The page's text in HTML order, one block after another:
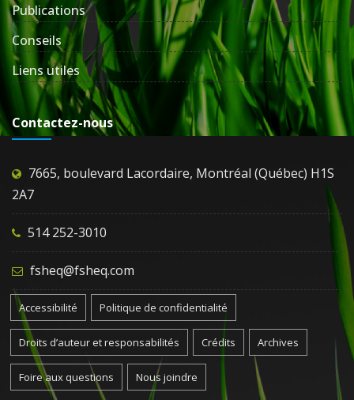
Publications
Conseils
Liens utiles
Contactez-nous
7665, boulevard Lacordaire, Montréal (Québec) H1S
2A7
514 252-3010
fsheq@fsheq.com
Accessibilité Politique de confidentialité
Droits d’auteur et responsabilités Crédits Archives
Foire aux questions Nous joindre